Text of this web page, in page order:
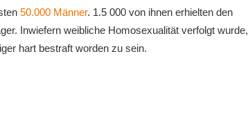
50.000 Männer. 1.5 000 von ihnen erhielten den
Inwiefern weibliche Homosexualität verfolgt wurde,
hart bestraft worden zu sein.